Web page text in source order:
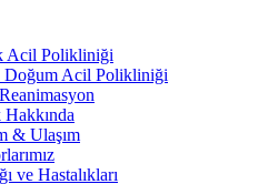
Acil Polikliniği
Doğum Acil Polikliniği
& Ulaşım
ve Hastalıkları